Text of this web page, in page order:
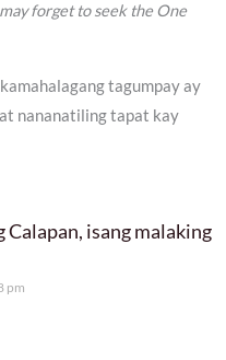
forget to seek the One
tagumpay ay
nananatiling tapat kay
Calapan, isang malaking
pm